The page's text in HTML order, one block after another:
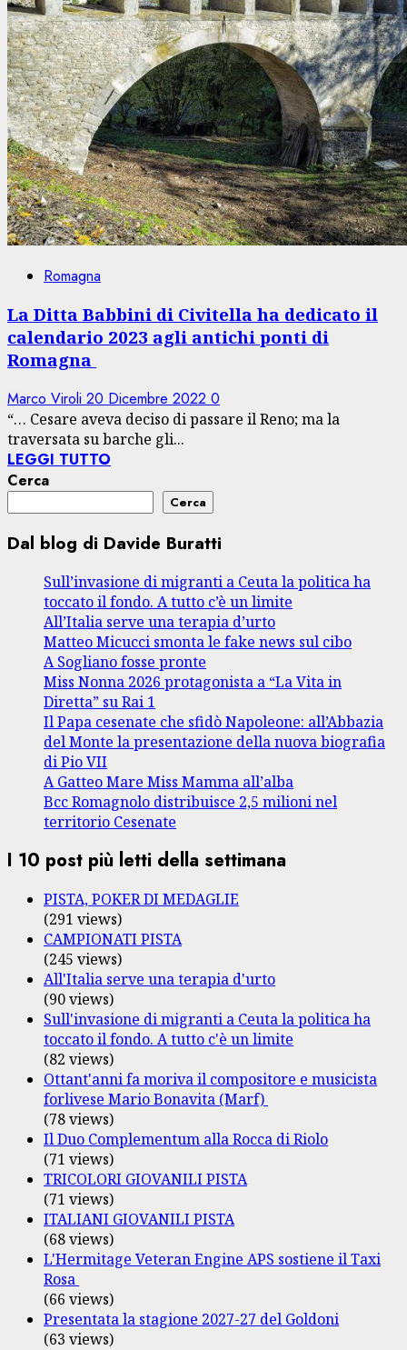
Romagna
La Ditta Babbini di Civitella ha dedicato il
calendario 2023 agli antichi ponti di
Romagna
Marco Viroli 20 Dicembre 2022 0
“… Cesare aveva deciso di passare il Reno; ma la
traversata su barche gli...
LEGGI TUTTO
Cerca
Cerca
Dal blog di Davide Buratti
Sull’invasione di migranti a Ceuta la politica ha
toccato il fondo. A tutto c’è un limite
All’Italia serve una terapia d’urto
Matteo Micucci smonta le fake news sul cibo
A Sogliano fosse pronte
Miss Nonna 2026 protagonista a “La Vita in
Diretta” su Rai 1
Il Papa cesenate che sfidò Napoleone: all’Abbazia
del Monte la presentazione della nuova biografia
di Pio VII
A Gatteo Mare Miss Mamma all’alba
Bcc Romagnolo distribuisce 2,5 milioni nel
territorio Cesenate
I 10 post più letti della settimana
PISTA, POKER DI MEDAGLIE
(291 views)
CAMPIONATI PISTA
(245 views)
All'Italia serve una terapia d'urto
(90 views)
Sull'invasione di migranti a Ceuta la politica ha
toccato il fondo. A tutto c'è un limite
(82 views)
Ottant'anni fa moriva il compositore e musicista
forlivese Mario Bonavita (Marf)
(78 views)
Il Duo Complementum alla Rocca di Riolo
(71 views)
TRICOLORI GIOVANILI PISTA
(71 views)
ITALIANI GIOVANILI PISTA
(68 views)
L'Hermitage Veteran Engine APS sostiene il Taxi
Rosa
(66 views)
Presentata la stagione 2027-27 del Goldoni
(63 views)